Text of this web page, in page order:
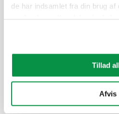
de har indsamlet fra din brug af
Tillad
Afvis
6438176124451 5G2,5 100
3G4
500 K6